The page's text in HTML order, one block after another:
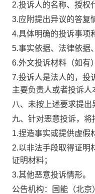
2.投诉人的名称、授权
3.应附提出异议的答复
4.具体明确的投诉事项
5.事实依据、法律依据
6.外文投诉材料（如有
7.投诉人是法人的，投
主要负责人或者投诉
八、未按上述要求提
九、针对恶意投诉，
1.捏造事实或提供虚假
2.以非法手段取得证明
证明材料；
3.其他恶意投诉情形。
公告机构：国能（北京